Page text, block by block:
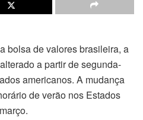
bolsa de valores brasileira, a
a partir de segunda-
americanos. A mudança
de verão nos Estados